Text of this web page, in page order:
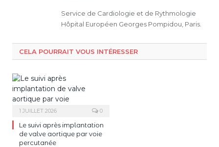
Service de Cardiologie et de Rythmologie
Hôpital Européen Georges Pompidou, Paris.
CELA POURRAIT VOUS INTÉRESSER
1 JUILLET 2026 0
Le suivi après implantation
de valve aortique par voie
percutanée